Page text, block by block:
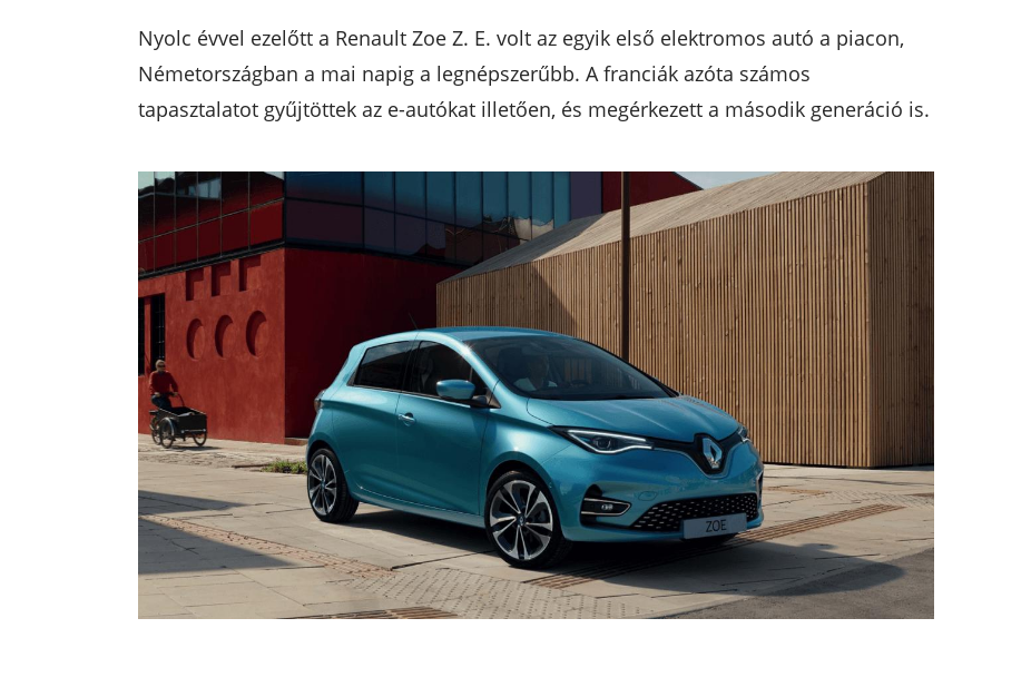
Nyolc évvel ezelőtt a Renault Zoe Z. E. volt az egyik első elektromos autó a piacon,
Németországban a mai napig a legnépszerűbb. A franciák azóta számos
tapasztalatot gyűjtöttek az e-autókat illetően, és megérkezett a második generáció is.